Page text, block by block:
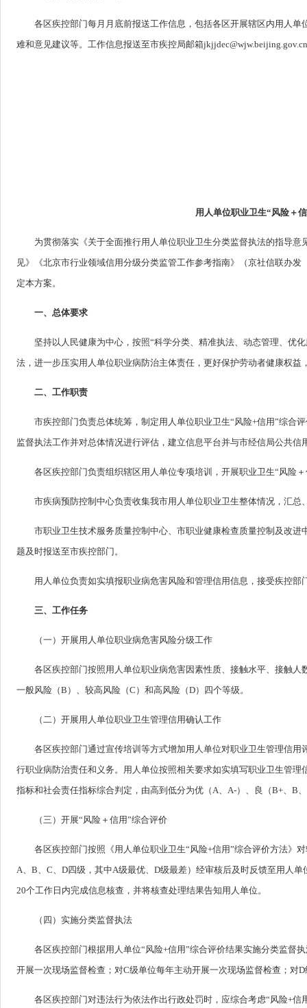
各区疾控部门每月月底前报送工作信息，包括各区开展辖区内用人
难和意见建议等。工作信息报送至市疾控局邮箱
用人单位职业卫生“风险＋
为贯彻落实《关于全面推行用人单位职业卫生分类监督执法的指导
见》《北京市行业领域信用分级分类监管工作参考指南》（京社信联办
定本方案。
一、总体要求
坚持以人民健康为中心，按照“科学分类、精准执法、动态管理、优
法，进一步压实用人单位职业病防治主体责任，更好保护劳动者健康权益
二、工作职责
市疾控部门负责总体统筹，制定用人单位职业卫生“风险+信用”综合
监督执法工作并对总体情况进行评估，建立信息平台并与市经信局公共信
各区疾控部门负责组织辖区用人单位专项培训，开展职业卫生“风险
市疾病预防控制中心负责收集我市用人单位职业卫生整体情况，汇
市职业卫生技术服务质量控制中心、市职业健康检查质量控制及改
题及时报送至市疾控部门。
用人单位负责如实填报职业病危害风险和管理信用信息，接受疾控
三、工作任务
（一）开展用人单位职业病危害风险分级工作
各区疾控部门按照用人单位职业病危害因素性质、接触水平、接触
一般风险（B）、较高风险（C）和高风险（D）四个等级。
（二）开展用人单位职业卫生管理信用确认工作
各区疾控部门通过宣传培训等方式增加用人单位对职业卫生管理信
行职业病防治责任和义务。用人单位按照相关要求如实填写职业卫生管
指标和社会责任指标综合判定，由高到低分为优（A、A-）、良（B+、B
（三）开展“风险＋信用”综合评价
各区疾控部门按照《用人单位职业卫生“风险+信用”综合评价方法》
A、B、C、D四级，其中A级最优、D级最差）经审核后及时反馈至用人
20个工作日内完成信息核查，并将核查处理结果告知用人单位。
（四）实施分类监督执法
各区疾控部门根据用人单位“风险+信用”综合评价结果实施分类监督
开展一次现场监督检查；对C级单位每年主动开展一次现场监督检查；对
各区疾控部门对违法行为依法作出行政处罚时，应综合考虑“风险+